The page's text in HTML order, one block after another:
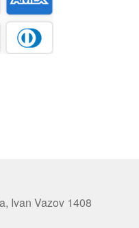
Ivan Vazov 1408